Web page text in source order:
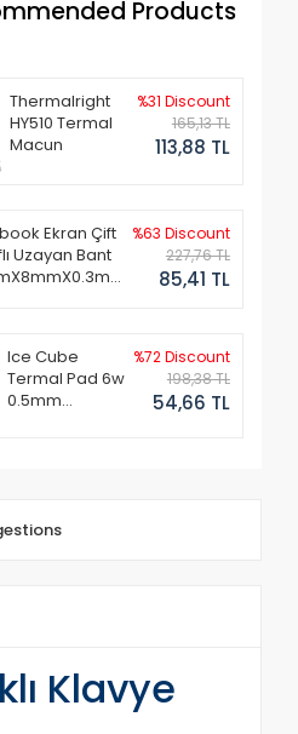
Products
Thermalright
HY510 Termal
Macun
%31 Discount
165,13 TL
113,88 TL
Ekran Çift
Uzayan Bant
%63 Discount
227,76 TL
85,41 TL
Ice Cube
Termal Pad 6w
0.5mm
%72 Discount
198,38 TL
54,66 TL
Klavye